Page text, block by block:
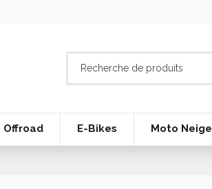
Offroad E-Bikes Moto Neige